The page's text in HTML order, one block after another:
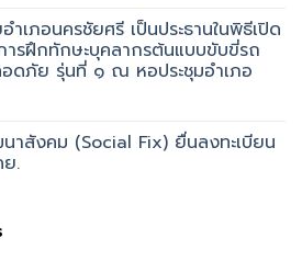
เภอนครชัยศรี เป็นประธานในพิธีเปิด
ารฝึกทักษะบุคลากรต้นแบบขับขี่รถ
ดภัย รุ่นที่ ๑ ณ หอประชุมอำเภอ
าสังคม (Social Fix) ยื่นลงทะเบียน
.